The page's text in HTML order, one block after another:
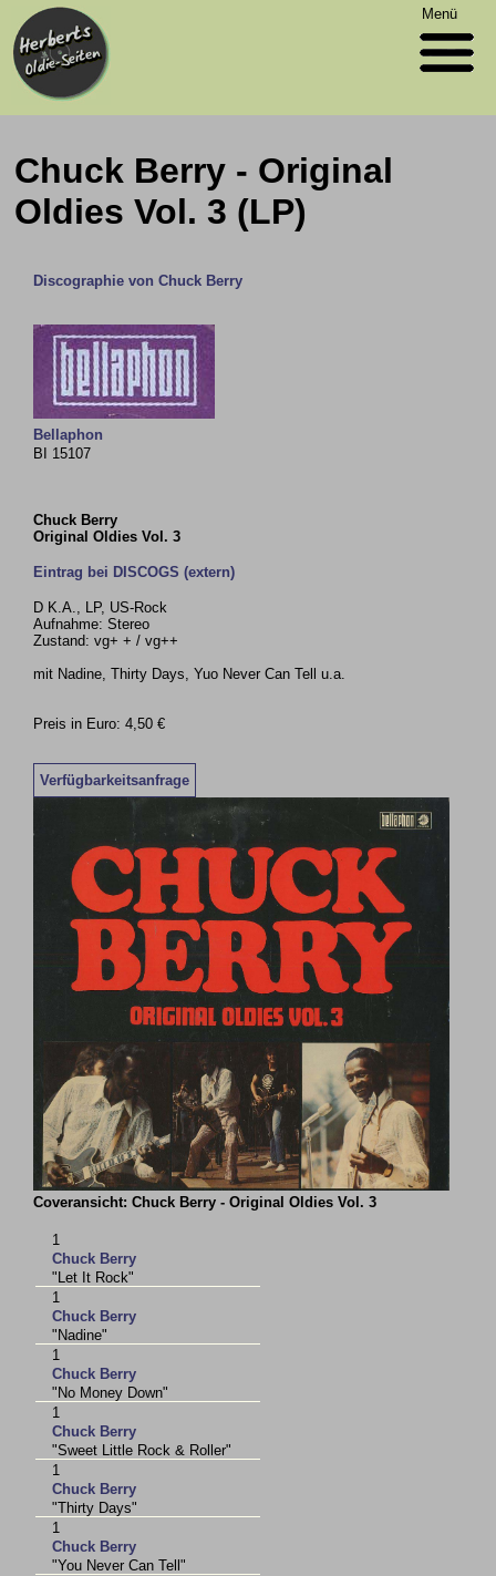
Menü
Chuck Berry - Original
Oldies Vol. 3 (LP)
Discographie von Chuck Berry
Bellaphon
BI 15107
Chuck Berry
Original Oldies Vol. 3
Eintrag bei DISCOGS (extern)
D K.A., LP, US-Rock
Aufnahme: Stereo
Zustand: vg+ + / vg++
mit Nadine, Thirty Days, Yuo Never Can Tell u.a.
Preis in Euro: 4,50 €
Verfügbarkeitsanfrage
Coveransicht: Chuck Berry - Original Oldies Vol. 3
1
Chuck Berry
"Let It Rock"
1
Chuck Berry
"Nadine"
1
Chuck Berry
"No Money Down"
1
Chuck Berry
"Sweet Little Rock & Roller"
1
Chuck Berry
"Thirty Days"
1
Chuck Berry
"You Never Can Tell"